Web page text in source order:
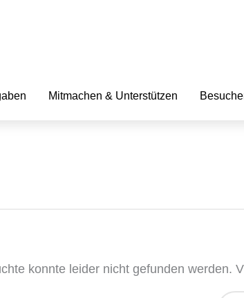
Mitmachen & Unterstützen
konnte leider nicht gefunden werden.